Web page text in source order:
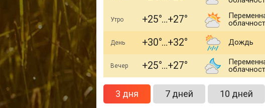
Утро +25 +27
День +30 +32 Дождь
Вечер +25 +27
3 дня 7 дней 10 дней